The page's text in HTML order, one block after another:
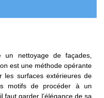
nettoyage de façades,
est une méthode opérante
les surfaces extérieures de
motifs de procéder à un
faut garder l’élégance de sa